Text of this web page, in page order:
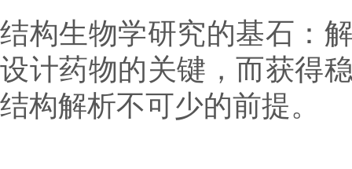
结构生物学研究的基石：
设计药物的关键，而获得
结构解析不可少的前提。